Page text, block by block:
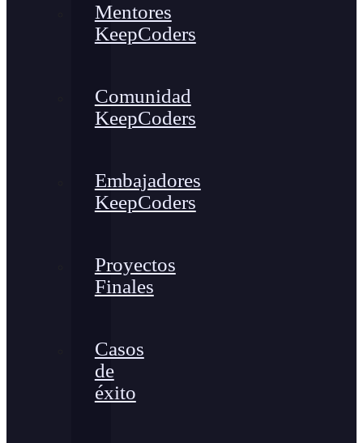
Mentores
KeepCoders
Comunidad
KeepCoders
Embajadores
KeepCoders
Proyectos
Finales
Casos
de
éxito